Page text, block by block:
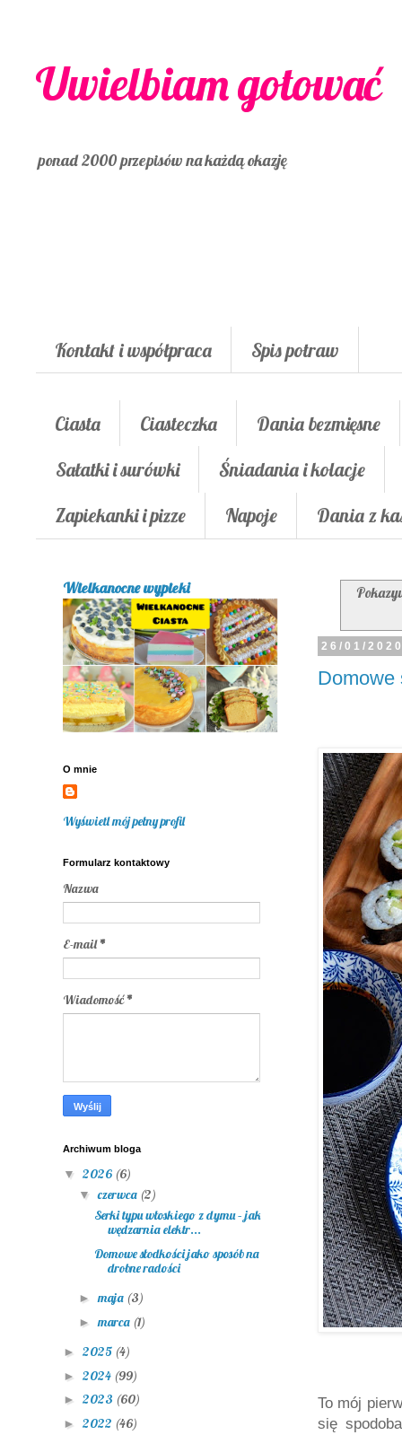
Uwielbiam gotować
ponad 2000 przepisów na każdą okazję
Kontakt i współpraca Spis potraw
Ciasta Ciasteczka
Dania bezmięsne
Sałatki i surówki
Śniadania i kolacje
Zapiekanki i pizze
Napoje Dania z
26/01/
Domowe
To mój
się
Wielkanocne wypieki
O mnie
Wyświetl mój pełny profil
Formularz kontaktowy
Nazwa
E-mail*
Wiadomość*
Archiwum bloga
▼ 2026 (6)
▼czerwca (2)
Serki typu włoskiego z dymu – jak
wędzarnia elektr...
Domowe słodkości jako sposób na
drobne radości
►maja (3)
► marca (1)
► 2025 (4)
► 2024 (99)
► 2023 (60)
► 2022 (46)